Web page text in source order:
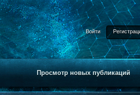
Войти
Просмотр новых публикаций